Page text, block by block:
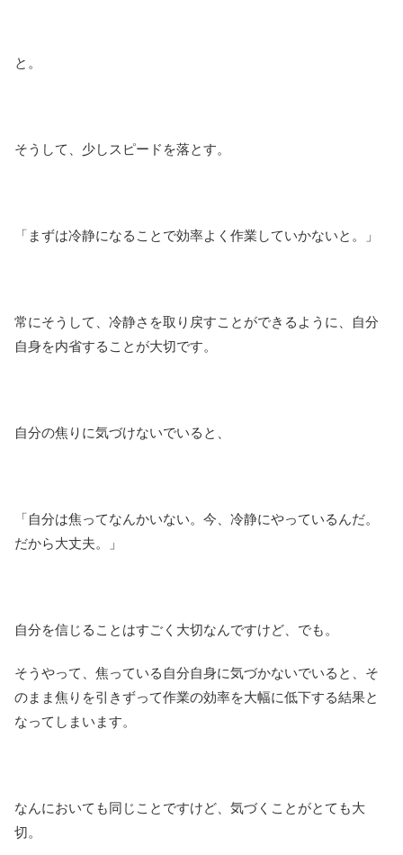
と。
そうして、少しスピードを落とす。
「まずは冷静になることで効率よく作業していかないと。」
常にそうして、冷静さを取り戻すことができるように、自分
自身を内省することが大切です。
自分の焦りに気づけないでいると、
「自分は焦ってなんかいない。今、冷静にやっているんだ。
だから大丈夫。」
自分を信じることはすごく大切なんですけど、でも。
そうやって、焦っている自分自身に気づかないでいると、そ
のまま焦りを引きずって作業の効率を大幅に低下する結果と
なってしまいます。
なんにおいても同じことですけど、気づくことがとても大
切。